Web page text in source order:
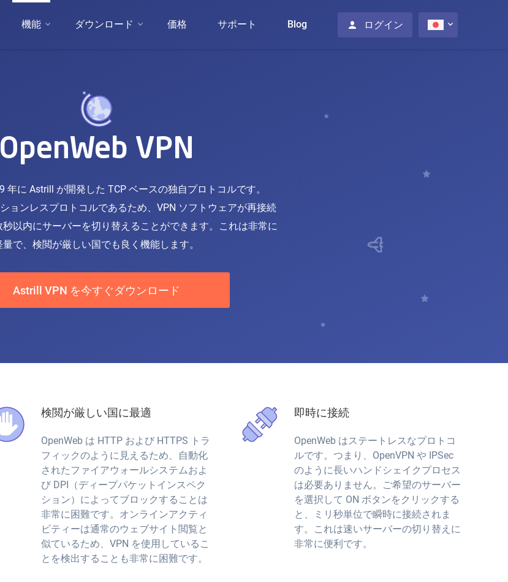
機能 ダウンロード 価格 サポート Blog ログイン
OpenWeb VPN
年に Astrill が開発した TCP ベースの独自プロトコルです。
ョンレスプロトコルであるため、VPN ソフトウェアが再接続
以内にサーバーを切り替えることができます。これは非常に
量で、検閲が厳しい国でも良く機能します。
Astrill VPN を今すぐダウンロード
検閲が厳しい国に最適
OpenWeb は HTTP および HTTPS トラ
フィックのように見えるため、自動化
されたファイアウォールシステムおよ
び DPI（ディープパケットインスペク
ション）によってブロックすることは
非常に困難です。オンラインアクティ
ビティーは通常のウェブサイト閲覧と
似ているため、VPN を使用しているこ
とを検出することも非常に困難です。
即時に接続
OpenWeb はステートレスなプロトコ
ルです。つまり、OpenVPN や IPSec
のように長いハンドシェイクプロセス
は必要ありません。ご希望のサーバー
を選択して ON ボタンをクリックする
と、ミリ秒単位で瞬時に接続されま
す。これは速いサーバーの切り替えに
非常に便利です。